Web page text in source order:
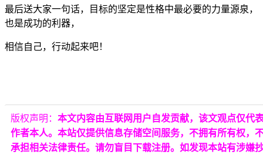
最后送大家一句话，目标的坚定是性格中最必要的力量源泉，
也是成功的利器，
相信自己，行动起来吧！
版权声明： 本文内容由互联网用户自发贡献，该文观点仅代
作者本人。本站仅提供信息存储空间服务，不拥有所有权，
承担相关法律责任。请勿盲目下载注册。如发现本站有涉嫌